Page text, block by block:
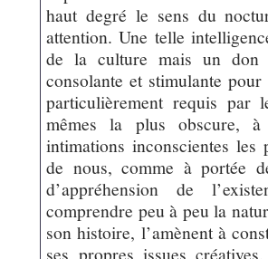
haut degré le sens du
attention. Une telle
de la culture mais un don
consolante et stimulante
particulièrement requis par
mêmes la plus obscure,
intimations inconscientes les
de nous, comme à portée
d’appréhension de
comprendre peu à peu la
son histoire, l’amènent à
ses propres issues